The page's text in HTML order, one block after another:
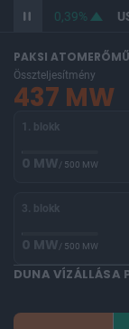
364,59 0,39%
PAKSI
Összteljesítmény
437 MW
1. blokk
0 MW/ 500 MW
3. blokk
0 MW/ 500 MW
DUNA VÍZÁLLÁSA